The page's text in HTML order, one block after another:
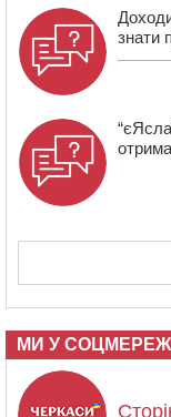
знати
МИ У